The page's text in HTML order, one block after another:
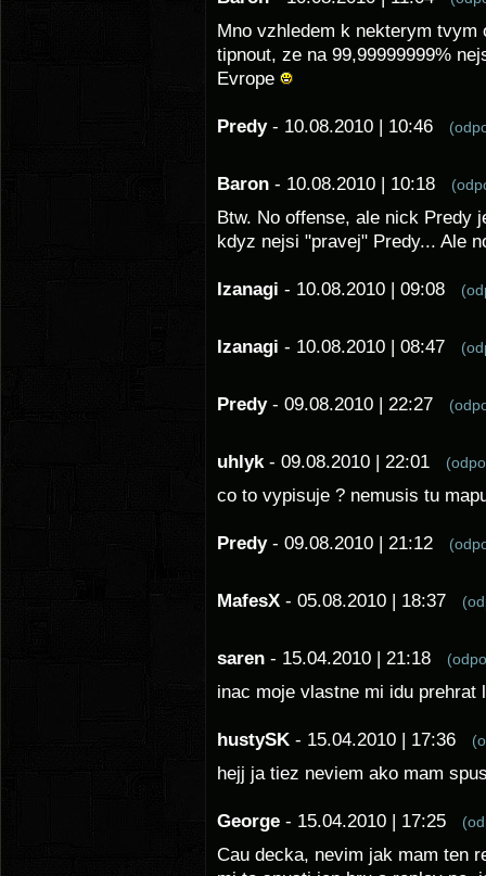
Mno vzhledem k nekterym
tipnout, ze na 99,99999999%
Evrope
Predy - 10.08.2010 | 10:46
Baron - 10.08.2010 | 10:18
Btw. No offense, ale nick Predy
kdyz nejsi "pravej" Predy... Ale
Izanagi - 10.08.2010 | 09:08
Izanagi - 10.08.2010 | 08:47
Predy - 09.08.2010 | 22:27
uhlyk - 09.08.2010 | 22:01
co to vypisuje ? nemusis tu
Predy - 09.08.2010 | 21:12
MafesX - 05.08.2010 | 18:37
saren - 15.04.2010 | 21:18
inac moje vlastne mi idu prehrat
hustySK - 15.04.2010 | 17:36
hejj ja tiez neviem ako mam
George - 15.04.2010 | 17:25
Cau decka, nevim jak mam ten